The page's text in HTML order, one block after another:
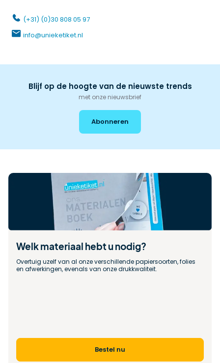
(+31) (0)30 808 05 97
info@unieketiket.nl
Blijf op de hoogte van de nieuwste trends
met onze nieuwsbrief
Abonneren
Welk materiaal hebt u nodig?
Overtuig uzelf van al onze verschillende papiersoorten, folies
en afwerkingen, evenals van onze drukkwaliteit.
Bestel nu